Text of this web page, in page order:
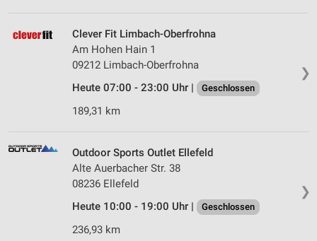
❯
Clever Fit Limbach-Oberfrohna
Am Hohen Hain 1
09212 Limbach-Oberfrohna
Heute 07:00 - 23:00 Uhr |
Geschlossen
189,31 km
❯
Outdoor Sports Outlet Ellefeld
Alte Auerbacher Str. 38
08236 Ellefeld
Heute 10:00 - 19:00 Uhr |
Geschlossen
236,93 km